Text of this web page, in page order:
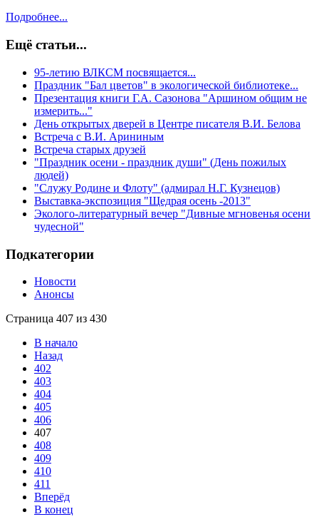
Подробнее...
Ещё статьи...
95-летию ВЛКСМ посвящается...
Праздник "Бал цветов" в экологической библиотеке...
Презентация книги Г.А. Сазонова "Аршином общим не
измерить..."
День открытых дверей в Центре писателя В.И. Белова
Встреча с В.И. Арининым
Встреча старых друзей
"Праздник осени - праздник души" (День пожилых
людей)
"Служу Родине и Флоту" (адмирал Н.Г. Кузнецов)
Выставка-экспозиция "Щедрая осень -2013"
Эколого-литературный вечер "Дивные мгновенья осени
чудесной"
Подкатегории
Новости
Анонсы
Страница 407 из 430
В начало
Назад
402
403
404
405
406
407
408
409
410
411
Вперёд
В конец